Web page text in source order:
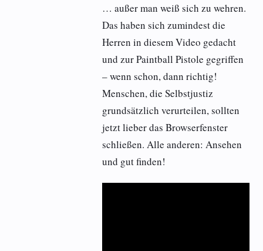
… außer man weiß sich zu wehren.
Das haben sich zumindest die
Herren in diesem Video gedacht
und zur Paintball Pistole gegriffen
– wenn schon, dann richtig!
Menschen, die Selbstjustiz
grundsätzlich verurteilen, sollten
jetzt lieber das Browserfenster
schließen. Alle anderen: Ansehen
und gut finden!